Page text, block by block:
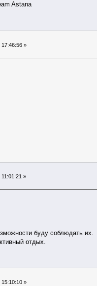
Astana
»
»
буду соблюдать их.
отдых.
»